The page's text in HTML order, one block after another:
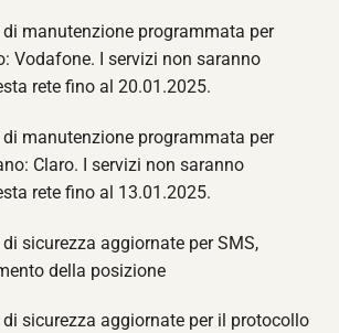
di manutenzione programmata per
Vodafone. I servizi non saranno
rete fino al 20.01.2025.
di manutenzione programmata per
Claro. I servizi non saranno
rete fino al 13.01.2025.
sicurezza aggiornate per SMS,
della posizione
sicurezza aggiornate per il protocollo